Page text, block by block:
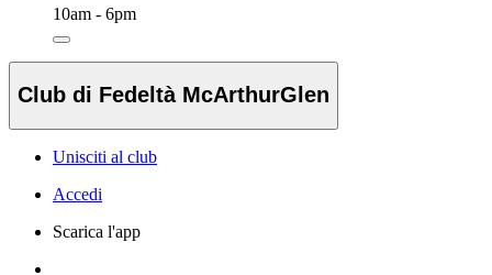
10am - 6pm
Club di Fedeltà McArthurGlen
Unisciti al club
Accedi
Scarica l'app